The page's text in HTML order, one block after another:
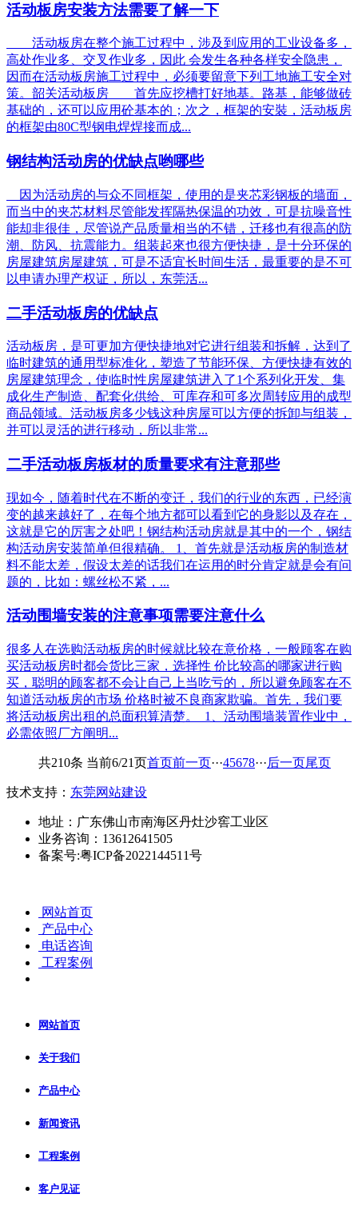
活动板房安装方法需要了解一下
活动板房在整个施工过程中，涉及到应用的工业设备多，
高处作业多、交叉作业多，因此 会发生各种各样安全隐患，
因而在活动板房施工过程中，必须要留意下列工地施工安全对
策。韶关活动板房 首先应挖槽打好地基。路基，能够做砖
基础的，还可以应用砼基本的；次之，框架的安裝，活动板房
的框架由80C型钢电焊焊接而成...
钢结构活动房的优缺点哟哪些
因为活动房的与众不同框架，使用的是夹芯彩钢板的墙面，
而当中的夹芯材料尽管能发挥隔热保温的功效，可是抗噪音性
能却非很佳，尽管说产品质量相当的不错，迁移也有很高的防
潮、防风、抗震能力。组装起來也很方便快捷，是十分环保的
房屋建筑房屋建筑，可是不适宜长时间生活，最重要的是不可
以申请办理产权证，所以，东莞活...
二手活动板房的优缺点
活动板房，是可更加方便快捷地对它进行组装和拆解，达到了
临时建筑的通用型标准化，塑造了节能环保、方便快捷有效的
房屋建筑理念，使临时性房屋建筑进入了1个系列化开发、集
成化生产制造、配套化供给、可库存和可多次周转应用的成型
商品领域。活动板房多少钱这种房屋可以方便的拆卸与组装，
并可以灵活的进行移动，所以非常...
二手活动板房板材的质量要求有注意那些
现如今，随着时代在不断的变迁，我们的行业的东西，已经演
变的越来越好了，在每个地方都可以看到它的身影以及存在，
这就是它的厉害之处吧！钢结构活动房就是其中的一个，钢结
构活动房安装简单但很精确。 1、首先就是活动板房的制造材
料不能太差，假设太差的话我们在运用的时分肯定就是会有问
题的，比如：螺丝松不紧，...
活动围墙安装的注意事项需要注意什么
很多人在选购活动板房的时候就比较在意价格，一般顾客在购
买活动板房时都会货比三家，选择性 价比较高的哪家进行购
买，聪明的顾客都不会让自己上当吃亏的，所以避免顾客在不
知道活动板房的市场 价格时被不良商家欺骗。首先，我们要
将活动板房出租的总面积算清楚。 1、活动围墙装置作业中，
必需依照厂方阐明...
共210条 当前6/21页首页前一页···45678···后一页尾页
技术支持： 东莞网站建设
地址：广东佛山市南海区丹灶沙窖工业区
业务咨询：13612641505
备案号:粤ICP备2022144511号
网站首页
产品中心
电话咨询
工程案例
网站首页
关于我们
产品中心
新闻资讯
工程案例
客户见证